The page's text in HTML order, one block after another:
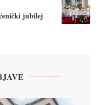
jubilej